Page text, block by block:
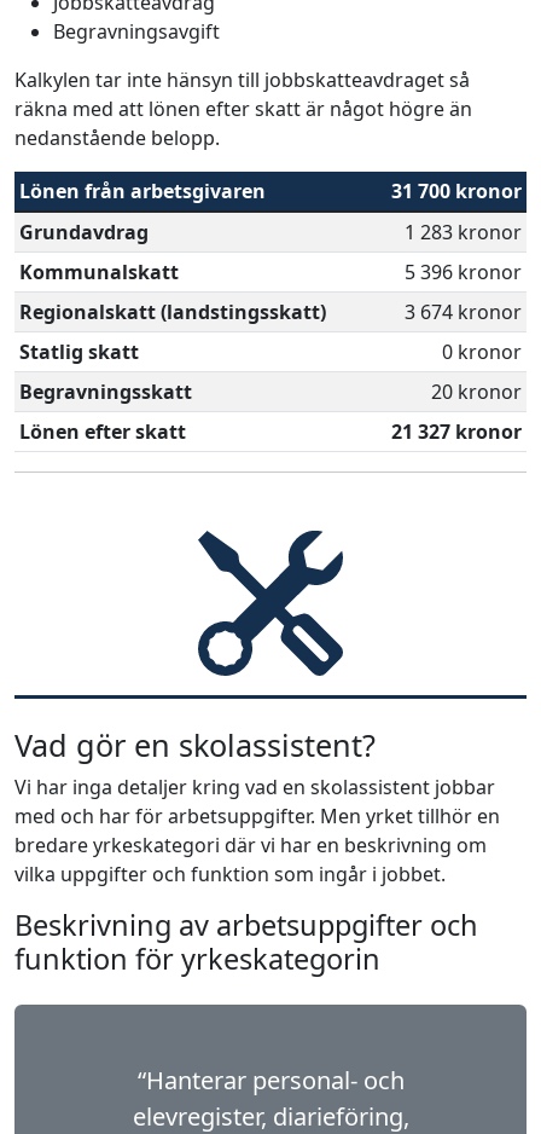
Begravningsavgift
Kalkylen tar inte hänsyn till jobbskatteavdraget så
räkna med att lönen efter skatt är något högre än
nedanstående belopp.
Lönen från arbetsgivaren
31 700 kronor
Grundavdrag
1 283 kronor
Kommunalskatt
5 396 kronor
Regionalskatt (landstingsskatt)
3 674 kronor
Statlig skatt
0 kronor
Begravningsskatt
20 kronor
Lönen efter skatt
21 327 kronor
Vad gör en skolassistent?
Vi har inga detaljer kring vad en skolassistent jobbar
med och har för arbetsuppgifter. Men yrket tillhör en
bredare yrkeskategori där vi har en beskrivning om
vilka uppgifter och funktion som ingår i jobbet.
Beskrivning av arbetsuppgifter och
funktion för yrkeskategorin
“Hanterar personal- och
elevregister, diarieföring,